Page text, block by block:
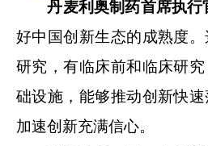
丹麦利奥制药首席执行
好中国创新生态的成熟度
研究，有临床前和临床研
础设施，能够推动创新快
加速创新充满信心。